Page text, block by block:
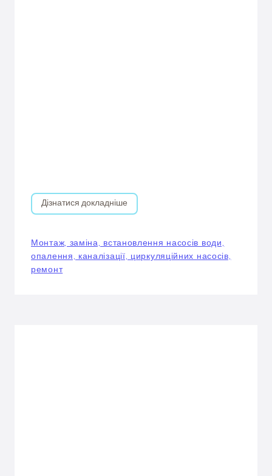
Дізнатися докладніше
Монтаж, заміна, встановлення насосів води,
опалення, каналізації, циркуляційних насосів,
ремонт